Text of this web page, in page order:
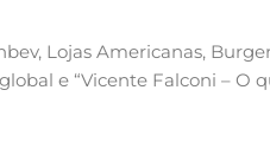
Lojas Americanas,
e “Vicente Falconi – O